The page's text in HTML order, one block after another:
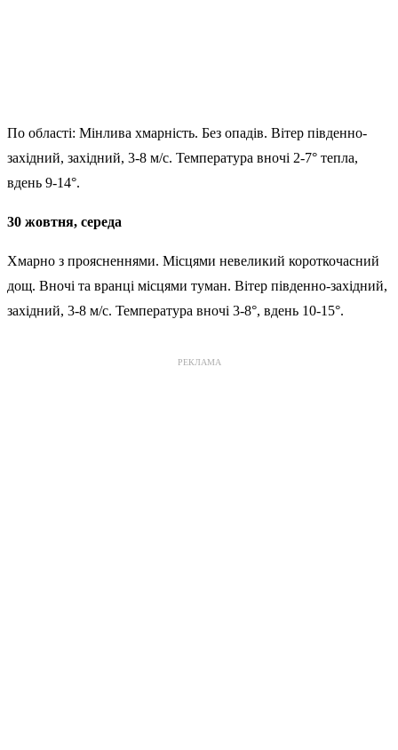
По області: Мінлива хмарність. Без опадів. Вітер південно-
західний, західний, 3-8 м/с. Температура вночі 2-7° тепла,
вдень 9-14°.
30 жовтня, середа
Хмарно з проясненнями. Місцями невеликий короткочасний
дощ. Вночі та вранці місцями туман. Вітер південно-західний,
західний, 3-8 м/с. Температура вночі 3-8°, вдень 10-15°.
РЕКЛАМА